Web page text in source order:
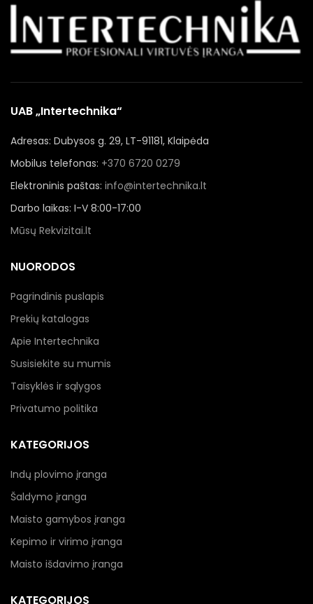
UAB „Intertechnika“
Adresas: Dubysos g. 29, LT-91181, Klaipėda
Mobilus telefonas: +370 6720 0279
Elektroninis paštas: info@intertechnika.lt
Darbo laikas: I-V 8:00-17:00
Mūsų Rekvizitai.lt
NUORODOS
Pagrindinis puslapis
Prekių katalogas
Apie Intertechnika
Susisiekite su mumis
Taisyklės ir sąlygos
Privatumo politika
KATEGORIJOS
Indų plovimo įranga
Šaldymo įranga
Maisto gamybos įranga
Kepimo ir virimo įranga
Maisto išdavimo įranga
KATEGORIJOS